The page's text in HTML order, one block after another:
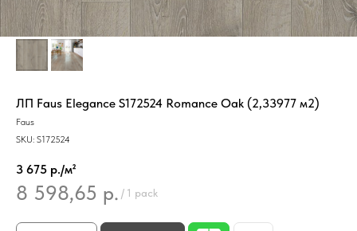
ЛП Faus Elegance S172524 Romance Oak (2,33977 м2)
Faus
SKU: S172524
3 675 р./м²
8 598,65 р. / 1 pack